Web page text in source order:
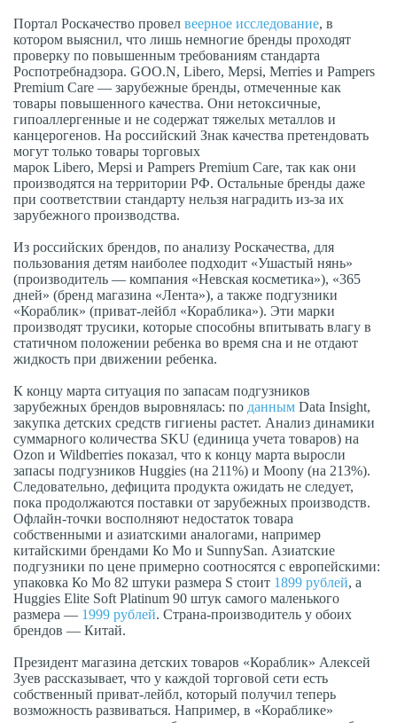
Портал Роскачество провел веерное исследование, в
котором выяснил, что лишь немногие бренды проходят
проверку по повышенным требованиям стандарта
Роспотребнадзора. GOO.N, Libero, Mepsi, Merries и Pampers
Premium Care — зарубежные бренды, отмеченные как
товары повышенного качества. Они нетоксичные,
гипоаллергенные и не содержат тяжелых металлов и
канцерогенов. На российский Знак качества претендовать
могут только товары торговых
марок Libero, Mepsi и Pampers Premium Care, так как они
производятся на территории РФ. Остальные бренды даже
при соответствии стандарту нельзя наградить из-за их
зарубежного производства.
Из российских брендов, по анализу Роскачества, для
пользования детям наиболее подходит «Ушастый нянь»
(производитель — компания «Невская косметика»), «365
дней» (бренд магазина «Лента»), а также подгузники
«Кораблик» (приват-лейбл «Кораблика»). Эти марки
производят трусики, которые способны впитывать влагу в
статичном положении ребенка во время сна и не отдают
жидкость при движении ребенка.
К концу марта ситуация по запасам подгузников
зарубежных брендов выровнялась: по данным Data Insight,
закупка детских средств гигиены растет. Анализ динамики
суммарного количества SKU (единица учета товаров) на
Ozon и Wildberries показал, что к концу марта выросли
запасы подгузников Huggies (на 211%) и Moony (на 213%).
Следовательно, дефицита продукта ожидать не следует,
пока продолжаются поставки от зарубежных производств.
Офлайн-точки восполняют недостаток товара
собственными и азиатскими аналогами, например
китайскими брендами Ко Мо и SunnySan. Азиатские
подгузники по цене примерно соотносятся с европейскими:
упаковка Ко Мо 82 штуки размера S стоит 1899 рублей, а
Huggies Elite Soft Platinum 90 штук самого маленького
размера — 1999 рублей. Страна-производитель у обоих
брендов — Китай.
Президент магазина детских товаров «Кораблик» Алексей
Зуев рассказывает, что у каждой торговой сети есть
собственный приват-лейбл, который получил теперь
возможность развиваться. Например, в «Кораблике»